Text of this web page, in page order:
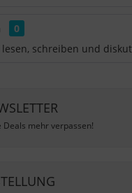
0
schreiben und
Deals mehr verpassen!